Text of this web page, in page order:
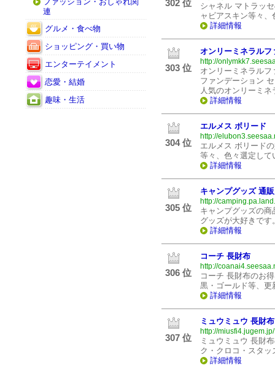
連
グルメ・食べ物
ショッピング・買い物
エンターテイメント
恋愛・結婚
趣味・生活
302 位
シャネル マトラッ
ャビアスキン等々
詳細情報
303 位
オンリーミネラルフ
http://
オンリーミネラル
ファンデーション
人気のオンリーミ
詳細情報
304 位
エルメス ボリード
http://
エルメス ボリード
等々、色々選定して
詳細情報
305 位
キャンプグッズ 通販
http://
キャンプグッズの
グッズが大好きです
詳細情報
306 位
コーチ 長財布
http://
コーチ 長財布のお
黒・ゴールド等、更
詳細情報
307 位
ミュウミュウ 長財布
http://miusfi4.jugem.jp/
ミュウミュウ 長財
ク・クロコ・スタ
詳細情報